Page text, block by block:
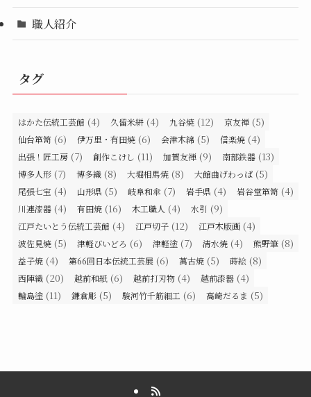
職人紹介
タグ
はかた伝統工芸館 (4) 久留米絣 (4) 九谷焼 (12) 京友禅 (5)
仙台箪笥 (6) 伊万里・有田焼 (6) 会津木綿 (5) 信楽焼 (4)
出張！匠工房 (7) 創作こけし (11) 加賀友禅 (9) 南部鉄器 (13)
博多人形 (7) 博多織 (8) 大堀相馬焼 (8) 大館曲げわっぱ (5)
尾張七宝 (4) 山形県 (5) 岐阜和傘 (7) 岩手県 (4) 岩谷堂箪笥 (4)
川連漆器 (4) 有田焼 (16) 木工職人 (4) 水引 (9)
江戸たいとう伝統工芸館 (4) 江戸切子 (12) 江戸木版画 (4)
波佐見焼 (5) 津軽びいどろ (6) 津軽塗 (7) 清水焼 (4) 熊野筆 (8)
益子焼 (4) 第66回日本伝統工芸展 (6) 萬古焼 (5) 蒔絵 (8)
西陣織 (20) 越前和紙 (6) 越前打刃物 (4) 越前漆器 (4)
輪島塗 (11) 鎌倉彫 (5) 駿河竹千筋細工 (6) 高崎だるま (5)